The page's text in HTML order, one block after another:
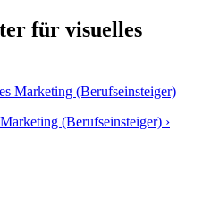
für visuelles
(Berufseinsteiger) ›